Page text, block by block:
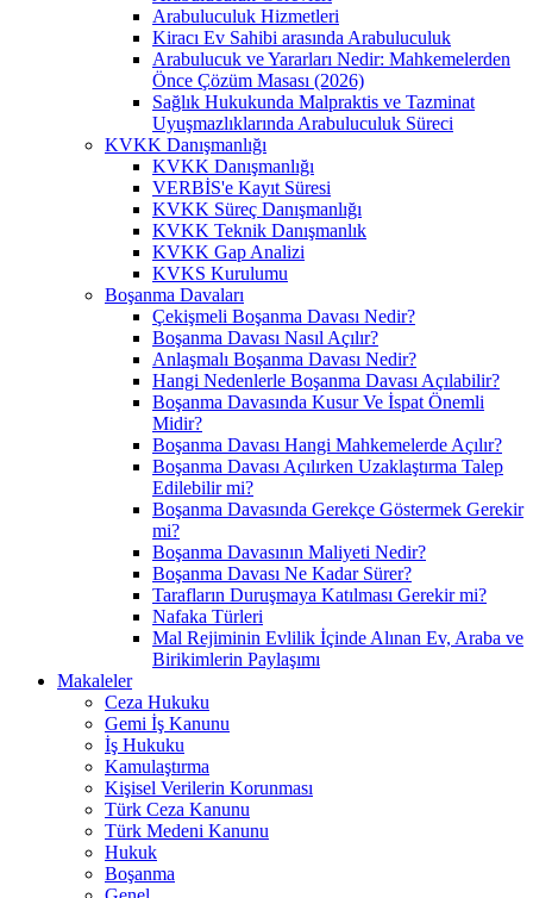
Arabuluculuk Hizmetleri
Kiracı Ev Sahibi arasında Arabuluculuk
Arabulucuk ve Yararları Nedir: Mahkemelerden
Önce Çözüm Masası (2026)
Sağlık Hukukunda Malpraktis ve Tazminat
Uyuşmazlıklarında Arabuluculuk Süreci
KVKK Danışmanlığı
KVKK Danışmanlığı
VERBİS'e Kayıt Süresi
KVKK Süreç Danışmanlığı
KVKK Teknik Danışmanlık
KVKK Gap Analizi
KVKS Kurulumu
Boşanma Davaları
Çekişmeli Boşanma Davası Nedir?
Boşanma Davası Nasıl Açılır?
Anlaşmalı Boşanma Davası Nedir?
Hangi Nedenlerle Boşanma Davası Açılabilir?
Boşanma Davasında Kusur Ve İspat Önemli
Midir?
Boşanma Davası Hangi Mahkemelerde Açılır?
Boşanma Davası Açılırken Uzaklaştırma Talep
Edilebilir mi?
Boşanma Davasında Gerekçe Göstermek Gerekir
mi?
Boşanma Davasının Maliyeti Nedir?
Boşanma Davası Ne Kadar Sürer?
Tarafların Duruşmaya Katılması Gerekir mi?
Nafaka Türleri
Mal Rejiminin Evlilik İçinde Alınan Ev, Araba ve
Birikimlerin Paylaşımı
Makaleler
Ceza Hukuku
Gemi İş Kanunu
İş Hukuku
Kamulaştırma
Kişisel Verilerin Korunması
Türk Ceza Kanunu
Türk Medeni Kanunu
Hukuk
Boşanma